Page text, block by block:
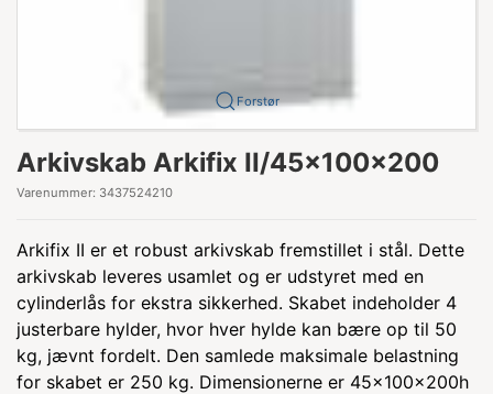
Forstør
Arkivskab Arkifix II/45x100x200
Varenummer: 3437524210
Arkifix II er et robust arkivskab fremstillet i stål. Dette
arkivskab leveres usamlet og er udstyret med en
cylinderlås for ekstra sikkerhed. Skabet indeholder 4
justerbare hylder, hvor hver hylde kan bære op til 50
kg, jævnt fordelt. Den samlede maksimale belastning
for skabet er 250 kg. Dimensionerne er 45x100x200h